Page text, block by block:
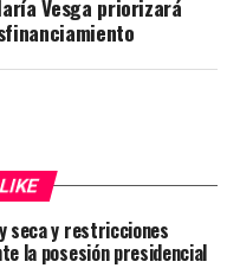
Vesga priorizará
seca y restricciones
la posesión presidencial